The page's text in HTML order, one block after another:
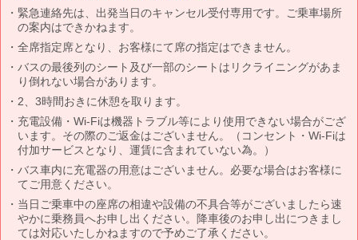
緊急連絡先は、出発当日のキャンセル受付専用です。ご乗車場所
の案内はできかねます。
全席指定席となり、お客様にて席の指定はできません。
バスの最後列のシート及び一部のシートはリクライニングがあま
り倒れない場合があります。
2、3時間おきに休憩を取ります。
充電設備・Wi-Fiは機器トラブル等により使用できない場合がござ
います。その際のご返金はございません。（コンセント・Wi-Fiは
付加サービスとなり、運賃に含まれていない為。）
バス車内に充電器の用意はございません。必要な場合はお客様に
てご用意ください。
当日ご乗車中の座席の相違や設備の不具合等がございましたら速
やかに乗務員へお申し出ください。降車後のお申し出につきまし
ては対応いたしかねますので予めご了承ください。